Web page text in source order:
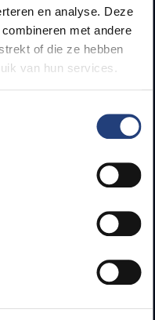
en analyse. Deze
met andere
of die ze hebben
van hun services.
scholen